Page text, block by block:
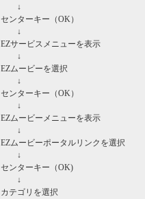
↓
センターキー（OK）
↓
EZサービスメニューを表示
↓
EZムービーを選択
↓
センターキー（OK）
↓
EZムービーメニューを表示
↓
EZムービーポータルリンクを選択
↓
センターキー（OK)
↓
カテゴリを選択